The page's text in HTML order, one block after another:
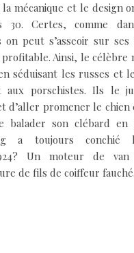
mécanique et le design
30. Certes, comme
on peut s’asseoir sur
Ainsi, le célèbre
séduisant les russes et
aux porschistes. Ils le
d’aller promener le chien
balader son clébard en
a toujours conchié
Un moteur de van
de fils de coiffeur